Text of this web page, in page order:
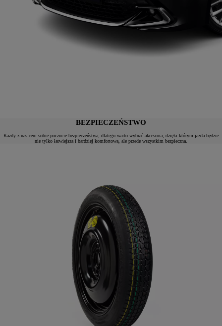
BEZPIECZEŃSTWO
Każdy z nas ceni sobie poczucie bezpieczeństwa, dlatego warto wybrać akcesoria, dzięki którym jazda będzie
nie tylko łatwiejsza i bardziej komfortowa, ale przede wszystkim bezpieczna.